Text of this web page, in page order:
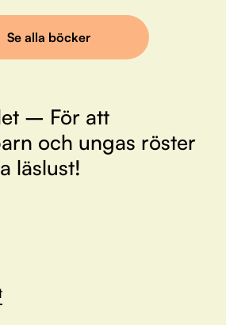
Se alla böcker
– För att
och ungas röster
läslust!